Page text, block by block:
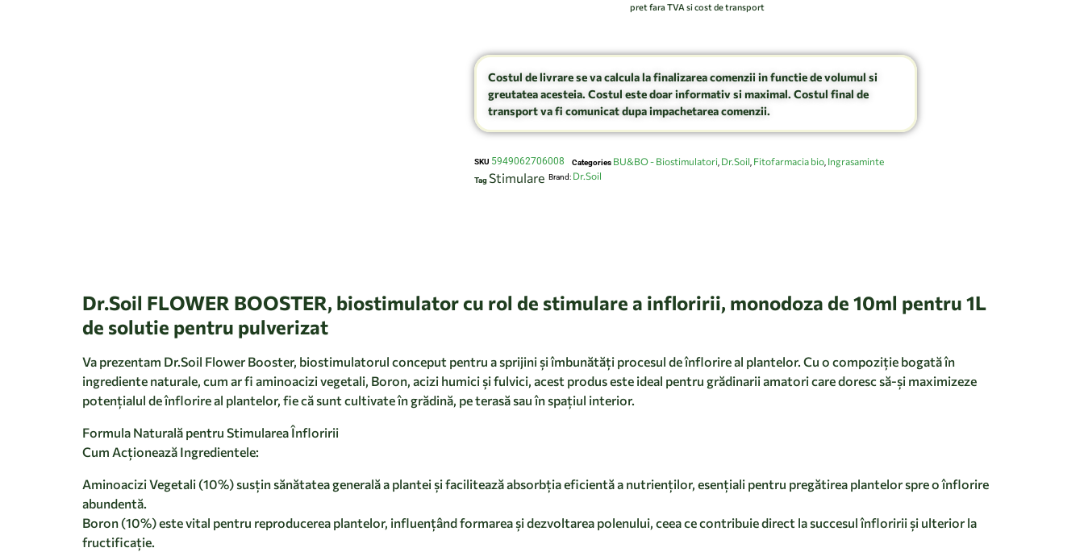
pret fara TVA si cost de transport
Costul de livrare se va calcula la finalizarea comenzii in functie de volumul si
greutatea acesteia. Costul este doar informativ si maximal. Costul final de
transport va fi comunicat dupa impachetarea comenzii.
SKU 5949062706008 Categories BU&BO - Biostimulatori Dr.Soil Fitofarmacia bio Ingrasaminte
Tag Stimulare Brand: Dr.Soil
Dr.Soil FLOWER BOOSTER, biostimulator cu rol de stimulare a infloririi, monodoza de 10ml pentru 1L
de solutie pentru pulverizat
Va prezentam Dr.Soil Flower Booster, biostimulatorul conceput pentru a sprijini și îmbunătăți procesul de înflorire al plantelor. Cu o compoziție bogată în
ingrediente naturale, cum ar fi aminoacizi vegetali, Boron, acizi humici și fulvici, acest produs este ideal pentru grădinarii amatori care doresc să-și maximizeze
potențialul de înflorire al plantelor, fie că sunt cultivate în grădină, pe terasă sau în spațiul interior.
Formula Naturală pentru Stimularea Înfloririi
Cum Acționează Ingredientele:
Aminoacizi Vegetali (10%) susțin sănătatea generală a plantei și facilitează absorbția eficientă a nutrienților, esențiali pentru pregătirea plantelor spre o înflorire
abundentă.
Boron (10%) este vital pentru reproducerea plantelor, influențând formarea și dezvoltarea polenului, ceea ce contribuie direct la succesul înfloririi și ulterior la
fructificație.